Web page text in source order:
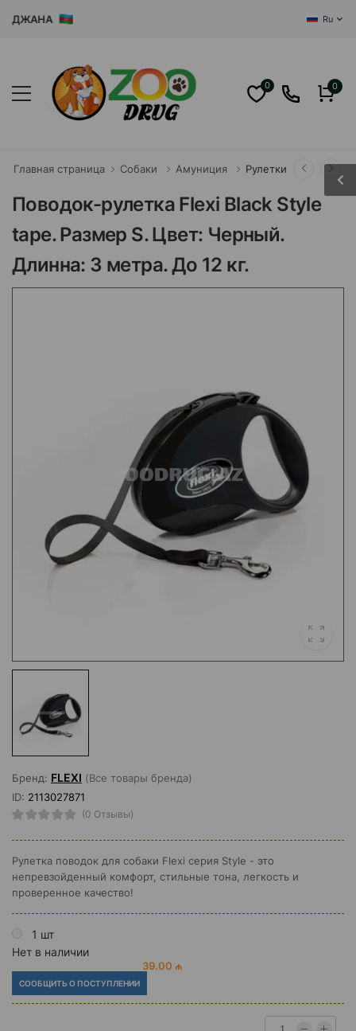
Ru
0 0
Главная страница Собаки Амуниция Рулетки
Поводок-рулетка Flexi Black Style
tape. Размер S. Цвет: Черный.
Длинна: 3 метра. До 12 кг.
Бренд: FLEXI (Все товары бренда)
ID: 2113027871
(0 Отзывы)
Рулетка поводок для собаки Flexi серия Style - это
непревзойденный комфорт, стильные тона, легкость и
проверенное качество!
1 шт
Нет в наличии
39.00 ₼
СООБЩИТЬ О ПОСТУПЛЕНИИ